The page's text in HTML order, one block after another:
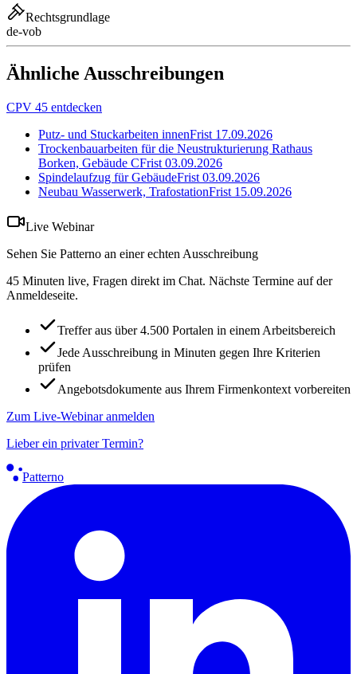
Rechtsgrundlage
de-vob
Ähnliche Ausschreibungen
CPV 45 entdecken
Putz- und Stuckarbeiten innenFrist 17.09.2026
Trockenbauarbeiten für die Neustrukturierung Rathaus
Borken, Gebäude CFrist 03.09.2026
Spindelaufzug für GebäudeFrist 03.09.2026
Neubau Wasserwerk, TrafostationFrist 15.09.2026
Live Webinar
Sehen Sie Patterno an einer echten Ausschreibung
45 Minuten live, Fragen direkt im Chat. Nächste Termine auf der
Anmeldeseite.
Treffer aus über 4.500 Portalen in einem Arbeitsbereich
Jede Ausschreibung in Minuten gegen Ihre Kriterien
prüfen
Angebotsdokumente aus Ihrem Firmenkontext vorbereiten
Zum Live-Webinar anmelden
Lieber ein privater Termin?
Patterno